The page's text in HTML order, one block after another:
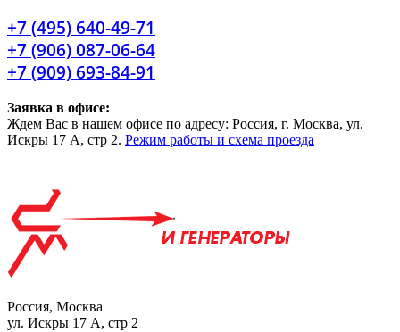
+7 (495) 640-49-71
+7 (906) 087-06-64
+7 (909) 693-84-91
Заявка в офисе:
Ждем Вас в нашем офисе по адресу: Россия, г. Москва, ул.
Искры 17 А, стр 2. Режим работы и схема проезда
Россия, Москва
ул. Искры 17 А, стр 2